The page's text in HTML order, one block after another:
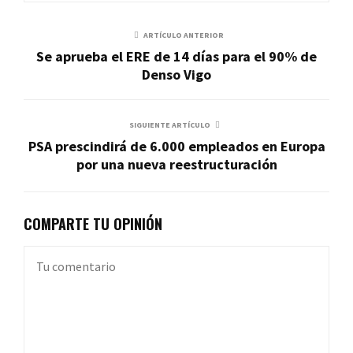
ARTÍCULO ANTERIOR
Se aprueba el ERE de 14 días para el 90% de
Denso Vigo
SIGUIENTE ARTÍCULO
PSA prescindirá de 6.000 empleados en Europa
por una nueva reestructuración
COMPARTE TU OPINIÓN